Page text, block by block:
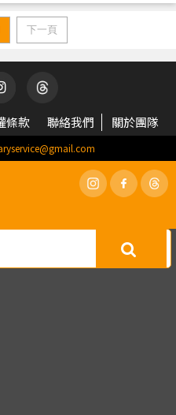
下一頁
條款 聯絡我們 關於團隊